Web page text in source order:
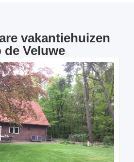
vakantiehuizen
de Veluwe